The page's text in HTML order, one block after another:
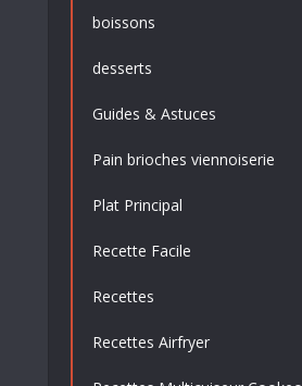
boissons
desserts
Guides & Astuces
Pain brioches viennoiserie
Plat Principal
Recette Facile
Recettes
Recettes Airfryer